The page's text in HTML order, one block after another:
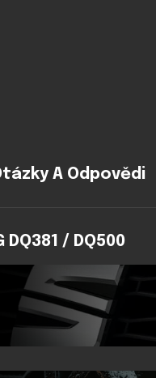
A Odpovědi
DQ381 / DQ500